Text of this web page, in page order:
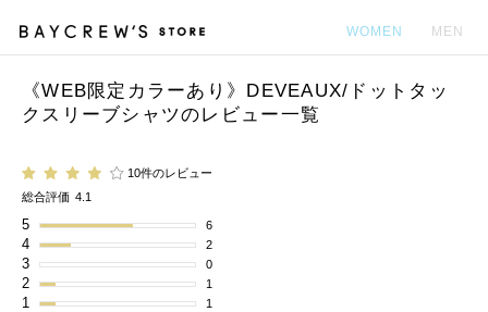
WOMEN MEN
《WEB限定カラーあり》DEVEAUX/ドットタッ
クスリーブシャツのレビュー一覧
10件のレビュー
総合評価 4.1
5 6
4 2
3 0
2 1
1 1